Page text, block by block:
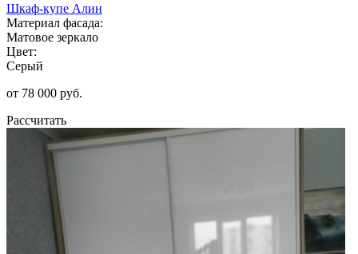
Шкаф-купе Алин
Материал фасада:
Матовое зеркало
Цвет:
Серый
от 78 000 руб.
Рассчитать